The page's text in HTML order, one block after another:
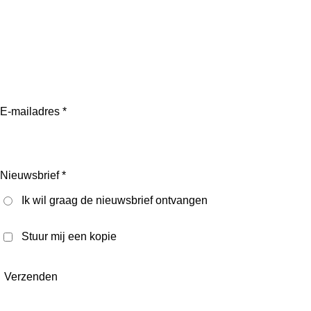
E-mailadres *
Nieuwsbrief *
Ik wil graag de nieuwsbrief ontvangen
Stuur mij een kopie
Verzenden